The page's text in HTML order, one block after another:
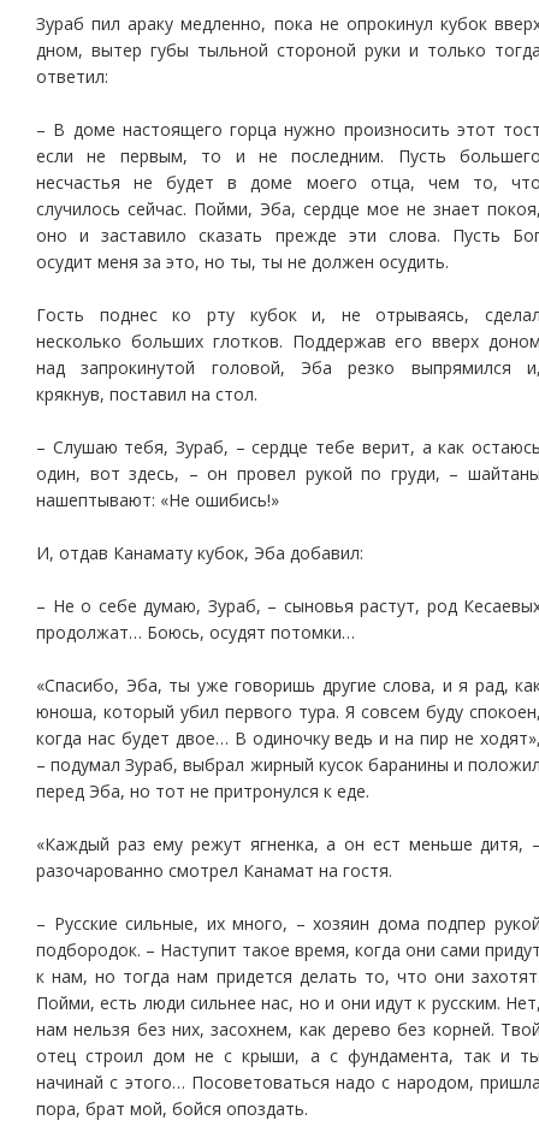
Зураб пил араку медленно, пока не опрокинул кубок
дном, вытер губы тыльной стороной руки и только
ответил:
– В доме настоящего горца нужно произносить этот
если не первым, то и не последним. Пусть
несчастья не будет в доме моего отца, чем то,
случилось сейчас. Пойми, Эба, сердце мое не знает
оно и заставило сказать прежде эти слова. Пусть
осудит меня за это, но ты, ты не должен осудить.
Гость поднес ко рту кубок и, не отрываясь,
несколько больших глотков. Поддержав его вверх
над запрокинутой головой, Эба резко выпрямился
крякнув, поставил на стол.
– Слушаю тебя, Зураб, – сердце тебе верит, а как
один, вот здесь, – он провел рукой по груди, –
нашептывают: «Не ошибись!»
И, отдав Канамату кубок, Эба добавил:
– Не о себе думаю, Зураб, – сыновья растут, род
продолжат… Боюсь, осудят потомки…
«Спасибо, Эба, ты уже говоришь другие слова, и я рад,
юноша, который убил первого тура. Я совсем буду
когда нас будет двое… В одиночку ведь и на пир не
– подумал Зураб, выбрал жирный кусок баранины и
перед Эба, но тот не притронулся к еде.
«Каждый раз ему режут ягненка, а он ест меньше дитя,
разочарованно смотрел Канамат на гостя.
– Русские сильные, их много, – хозяин дома подпер
подбородок. – Наступит такое время, когда они сами
к нам, но тогда нам придется делать то, что они
Пойми, есть люди сильнее нас, но и они идут к русским.
нам нельзя без них, засохнем, как дерево без корней.
отец строил дом не с крыши, а с фундамента, так и
начинай с этого… Посоветоваться надо с народом,
пора, брат мой, бойся опоздать.